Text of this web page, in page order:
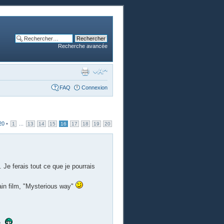
Recherche avancée
FAQ Connexion
• 1 13 14 15 16 17 18 19 20
ferais tout ce que je pourrais
film, "Mysterious way"